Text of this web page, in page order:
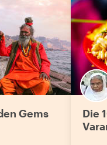
Gems
Die